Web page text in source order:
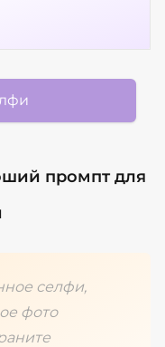
промпт для
селфи,
фото